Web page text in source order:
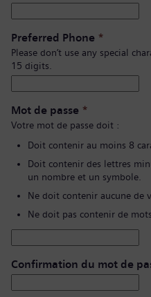
Preferred Phone *
Please don’t use any special
15 digits.
Mot de passe *
Votre mot de passe doit :
Doit contenir au moins 8
Doit contenir des lettres
un nombre et un symbole.
Ne doit contenir aucune de
Ne doit pas contenir de
Confirmation du mot de